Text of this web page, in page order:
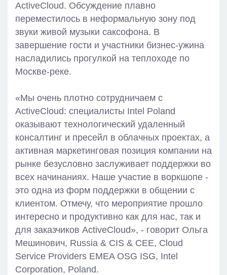
ActiveCloud. Обсуждение плавно
переместилось в неформальную зону под
звуки живой музыки саксофона. В
завершение гости и участники бизнес-ужина
насладились прогулкой на теплоходе по
Москве-реке.
«Мы очень плотно сотрудничаем с
ActiveCloud: специалисты Intel Poland
оказывают технологический удаленный
консалтинг и пресейл в облачных проектах, а
активная маркетинговая позиция компании на
рынке безусловно заслуживает поддержки во
всех начинаниях. Наше участие в воркшопе -
это одна из форм поддержки в общении с
клиентом. Отмечу, что мероприятие прошло
интересно и продуктивно как для нас, так и
для заказчиков ActiveCloud», - говорит Ольга
Мешинович, Russia & CIS & CEE, Cloud
Service Providers EMEA OSG ISG, Intel
Corporation, Poland.